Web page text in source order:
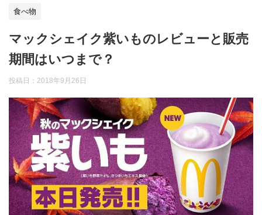
食べ物
マックシェイク紫いものレビューと販売
期間はいつまで？
投稿日： 2018年9月26日